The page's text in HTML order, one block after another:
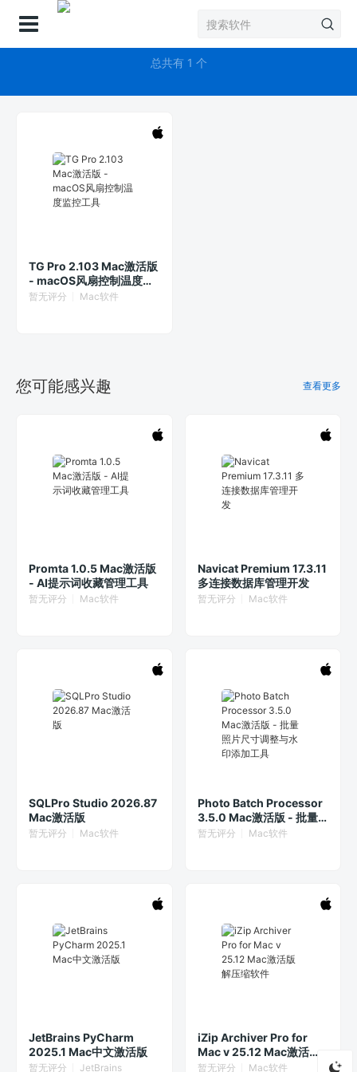
总共有 1 个
TG Pro 2.103 Mac激活版
- macOS风扇控制温度监
控工具
暂无评分 Mac软件
您可能感兴趣 查看更多
Promta 1.0.5 Mac激活版
- AI提示词收藏管理工具
暂无评分 Mac软件
Navicat Premium 17.3.11
多连接数据库管理开发
暂无评分 Mac软件
SQLPro Studio 2026.87
Mac激活版
暂无评分 Mac软件
Photo Batch Processor
3.5.0 Mac激活版 - 批量
照片尺寸调整与水印添加
暂无评分 Mac软件
JetBrains PyCharm
2025.1 Mac中文激活版
暂无评分 JetBrains
iZip Archiver Pro for
Mac v 25.12 Mac激活版
解压缩软件
暂无评分 Mac软件